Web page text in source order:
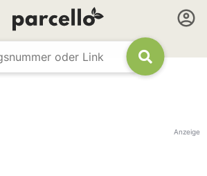
Anzeige